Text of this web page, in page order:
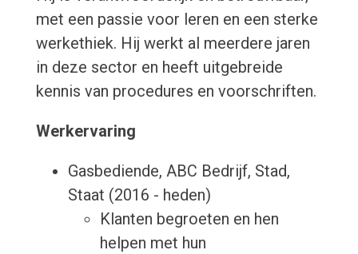
met een passie voor leren en een sterke
werkethiek. Hij werkt al meerdere jaren
in deze sector en heeft uitgebreide
kennis van procedures en voorschriften.
Werkervaring
Gasbediende, ABC Bedrijf, Stad,
Staat (2016 - heden)
Klanten begroeten en hen
helpen met hun